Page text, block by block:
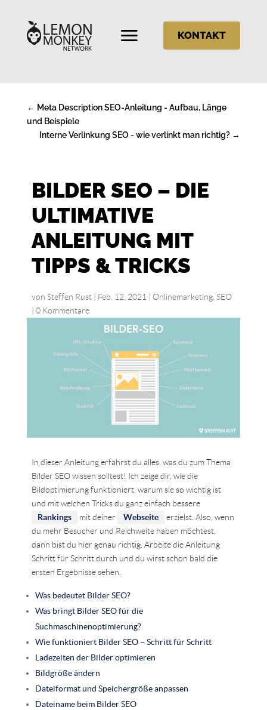
KONTAKT
← Meta Description SEO-Anleitung - Aufbau, Länge
und Beispiele
Interne Verlinkung SEO - wie verlinkt man richtig? →
BILDER SEO – DIE
ULTIMATIVE
ANLEITUNG MIT
TIPPS & TRICKS
von Steffen Rust| Feb. 12, 2021 Onlinemarketing, SEO
0 Kommentare
In dieser Anleitung erfährst du alles, was du zum Thema
Bilder SEO wissen solltest! Ich zeige dir, wie die
Bildoptimierung funktioniert, warum sie so wichtig ist
und mit welchen Tricks du ganz einfach bessere
Rankings
mit deiner Webseite
erzielst. Also, wenn
du mehr Besucher und Reichweite haben möchtest,
dann bist du hier genau richtig. Arbeite die Anleitung
Schritt für Schritt durch und du wirst schon bald die
ersten Ergebnisse sehen.
Was bedeutet Bilder SEO?
Was bringt Bilder SEO für die
Suchmaschinenoptimierung?
Wie funktioniert Bilder SEO – Schritt für Schritt
Ladezeiten der Bilder optimieren
Bildgröße ändern
Dateiformat und Speichergröße anpassen
Dateiname beim Bilder SEO